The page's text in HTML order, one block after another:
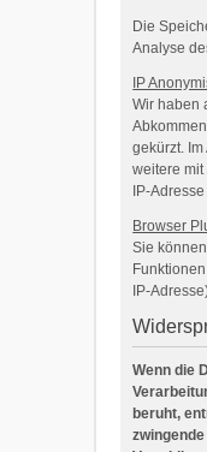
Die
Analyse
IP
Wir haben
gekürzt.
weitere
IP-
Browser
Sie
IP-
Wenn die
beruht,